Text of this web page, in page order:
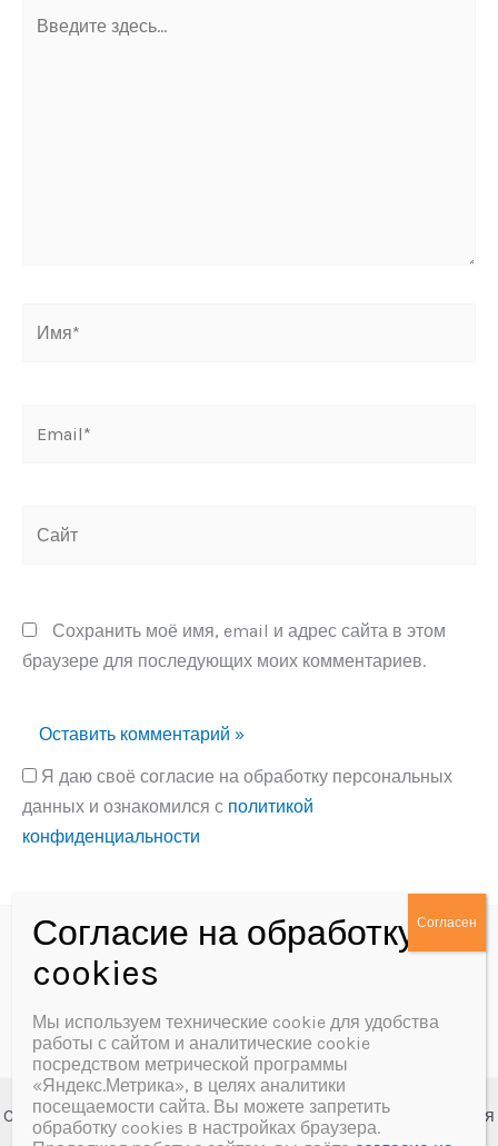
здесь...
Сохранить моё имя, email и адрес сайта в этом
браузере для последующих моих комментариев.
Я даю своё согласие на обработку персональных
данных и ознакомился с политикой
конфиденциальности
Политика конфиденциальности
Copyright © 2026 МБУК «Далматовская межпоселенческая
Мы используем технические cookie для удобства
работы с сайтом и аналитические cookie
посредством метрической программы
«Яндекс.Метрика», в целях аналитики
посещаемости сайта. Вы можете запретить
обработку cookies в настройках браузера.